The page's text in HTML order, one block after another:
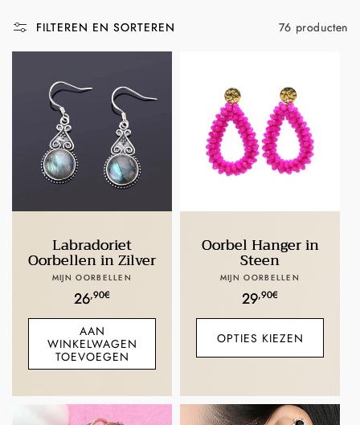
FILTEREN EN SORTEREN 76 producten
Labradoriet
Oorbellen in Zilver
Verkoper:
MIJN OORBELLEN
Normale
prijs
26,90€
AAN
WINKELWAGEN
TOEVOEGEN
Oorbel Hanger in
Steen
Verkoper:
MIJN OORBELLEN
Normale
prijs
29,90€
OPTIES KIEZEN